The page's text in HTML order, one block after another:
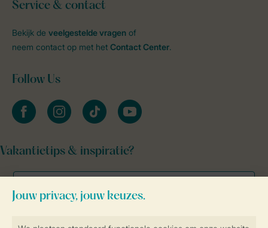
Service & contact
Bekijk de veelgestelde vragen of
neem contact op met het Contact Center.
Follow Us
facebookinstagramtiktok youtube
Vakantietips & inspiratie?